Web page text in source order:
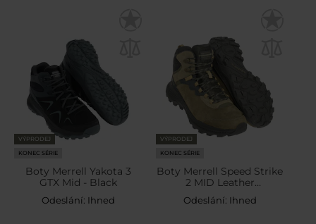
VÝPRODEJ
KONEC SÉRIE
Boty Merrell Yakota 3
GTX Mid - Black
Odeslání: Ihned
VÝPRODEJ
KONEC SÉRIE
Boty Merrell Speed Strike
2 MID Leather
Waterproof - Drab
Odeslání: Ihned